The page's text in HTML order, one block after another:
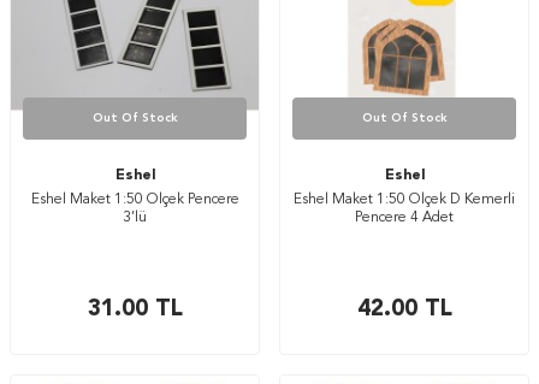
Out Of Stock
Eshel
Eshel Maket 1:50 Ölçek Pencere
3’lü
31.00TL
Out Of Stock
Eshel
Eshel Maket 1:50 Ölçek D Kemerli
Pencere 4 Adet
42.00TL